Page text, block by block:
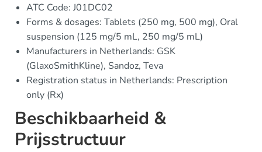
ATC Code: J01DC02
Forms & dosages: Tablets (250 mg, 500 mg), Oral
suspension (125 mg/5 mL, 250 mg/5 mL)
Manufacturers in Netherlands: GSK
(GlaxoSmithKline), Sandoz, Teva
Registration status in Netherlands: Prescription
only (Rx)
Beschikbaarheid &
Prijsstructuur